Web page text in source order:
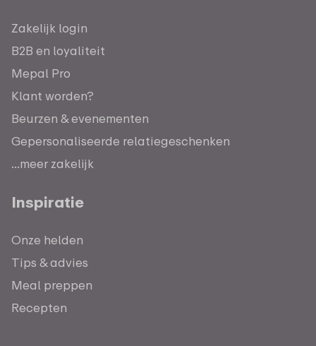
Zakelijk login
B2B en loyaliteit
Mepal Pro
Klant worden?
Beurzen & evenementen
Gepersonaliseerde relatiegeschenken
...meer zakelijk
Inspiratie
Onze helden
Tips & advies
Meal preppen
Recepten